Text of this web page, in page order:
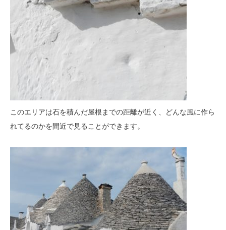
このエリアは石を積んだ屋根までの距離が近く、どんな風に作ら
れてるのかを間近で見ることができます。